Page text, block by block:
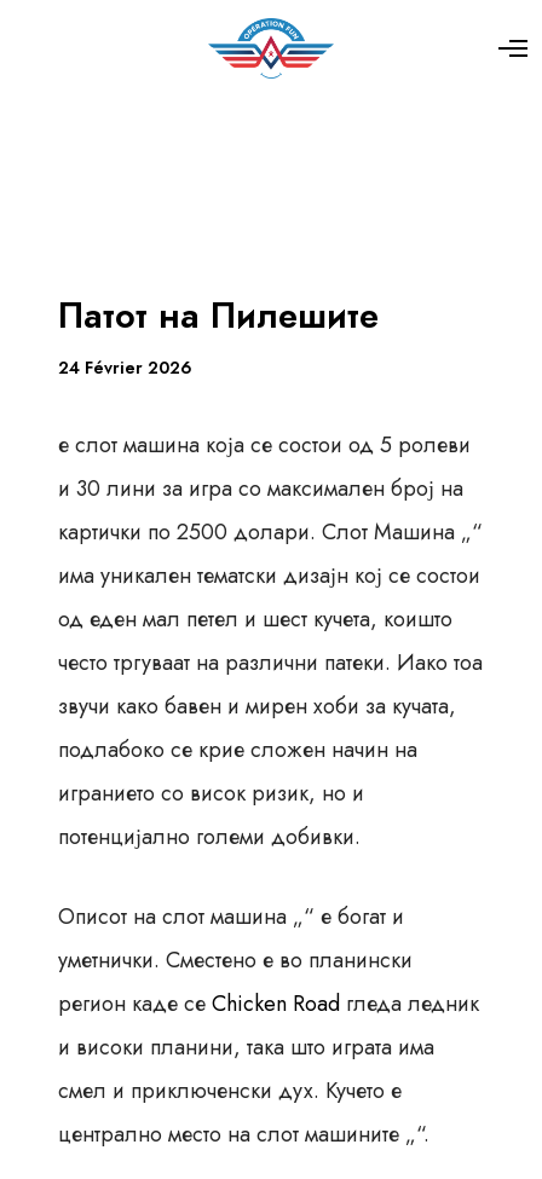
Патот на Пилешите
24 Février 2026
е слот машина која се состои од 5 ролеви
и 30 лини за игра со максимален број на
картички по 2500 долари. Слот Машина „“
има уникален тематски дизајн кој се состои
од еден мал петел и шест кучета, коишто
често тргуваат на различни патеки. Иако тоа
звучи како бавен и мирен хоби за кучата,
подлабоко се крие сложен начин на
игранието со висок ризик, но и
потенцијално големи добивки.
Описот на слот машина „“ е богат и
уметнички. Сместено е во планински
регион каде сеChicken Road гледа ледник
и високи планини, така што играта има
смел и приключенски дух. Кучето е
централно место на слот машините „“.